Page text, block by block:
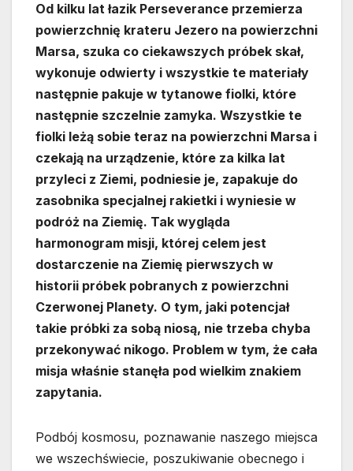
Od kilku lat łazik Perseverance przemierza
powierzchnię krateru Jezero na powierzchni
Marsa, szuka co ciekawszych próbek skał,
wykonuje odwierty i wszystkie te materiały
następnie pakuje w tytanowe fiolki, które
następnie szczelnie zamyka. Wszystkie te
fiolki leżą sobie teraz na powierzchni Marsa i
czekają na urządzenie, które za kilka lat
przyleci z Ziemi, podniesie je, zapakuje do
zasobnika specjalnej rakietki i wyniesie w
podróż na Ziemię. Tak wygląda
harmonogram misji, której celem jest
dostarczenie na Ziemię pierwszych w
historii próbek pobranych z powierzchni
Czerwonej Planety. O tym, jaki potencjał
takie próbki za sobą niosą, nie trzeba chyba
przekonywać nikogo. Problem w tym, że cała
misja właśnie stanęła pod wielkim znakiem
zapytania.
Podbój kosmosu, poznawanie naszego miejsca
we wszechświecie, poszukiwanie obecnego i